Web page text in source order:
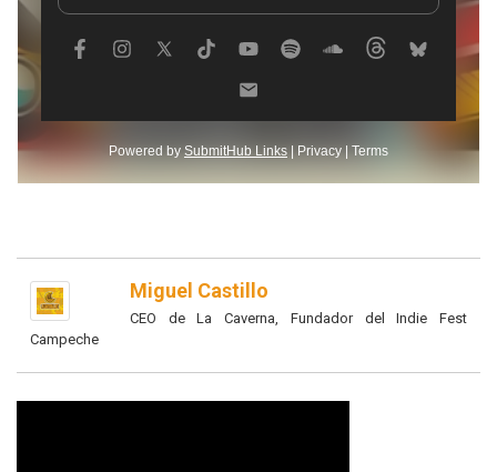
Miguel Castillo
CEO de La Caverna, Fundador del Indie Fest
Campeche